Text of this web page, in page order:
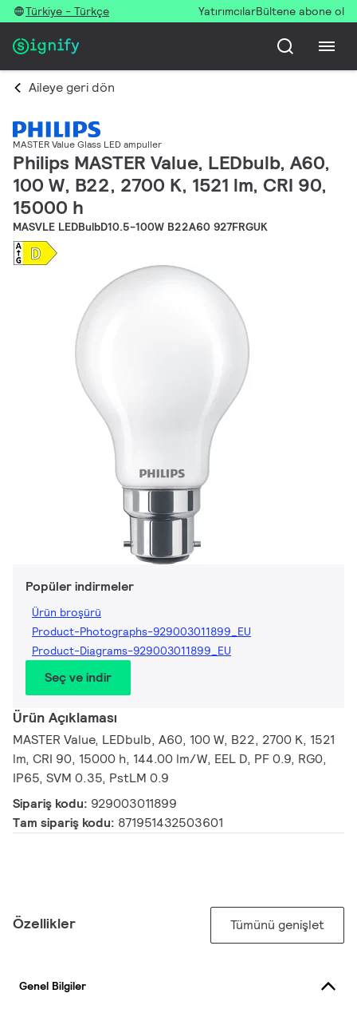
Türkiye - Türkçe YatırımcılarBültene abone ol
Aileye geri dön
MASTER Value Glass LED ampuller
Philips MASTER Value, LEDbulb, A60,
100 W, B22, 2700 K, 1521 lm, CRI 90,
15000 h
MASVLE LEDBulbD10.5-100W B22A60 927FRGUK
Popüler indirmeler
Ürün broşürü
Product-Photographs-929003011899_EU
Product-Diagrams-929003011899_EU
Seç ve indir
Ürün Açıklaması
MASTER Value, LEDbulb, A60, 100 W, B22, 2700 K, 1521
lm, CRI 90, 15000 h, 144.00 lm/W, EEL D, PF 0.9, RG0,
IP65, SVM 0.35, PstLM 0.9
Sipariş kodu: 929003011899
Tam sipariş kodu: 871951432503601
Özellikler Tümünü genişlet
Genel Bilgiler